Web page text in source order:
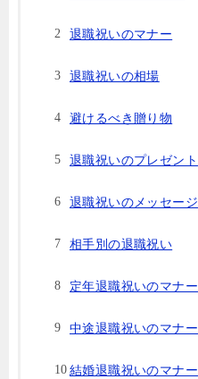
退職祝いのマナー
退職祝いの相場
避けるべき贈り物
退職祝いのプレゼント
退職祝いのメッセージ
相手別の退職祝い
定年退職祝いのマナー
中途退職祝いのマナー
結婚退職祝いのマナー